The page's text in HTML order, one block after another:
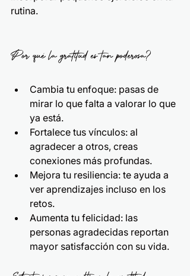
rutina.
Por qué la gratitud es tan poderosa?
Cambia tu enfoque: pasas de
mirar lo que falta a valorar lo que
ya está.
Fortalece tus vínculos: al
agradecer a otros, creas
conexiones más profundas.
Mejora tu resiliencia: te ayuda a
ver aprendizajes incluso en los
retos.
Aumenta tu felicidad: las
personas agradecidas reportan
mayor satisfacción con su vida.